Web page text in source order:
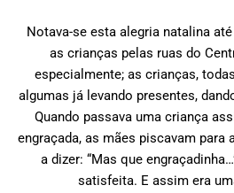
Notava-se esta alegria natalina
as crianças pelas ruas do
especialmente; as crianças,
algumas já levando presentes,
Quando passava uma criança
engraçada, as mães piscavam para
a dizer: “Mas que
satisfeita. E assim era